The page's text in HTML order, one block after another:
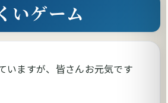
いゲーム
いますが、皆さんお元気です